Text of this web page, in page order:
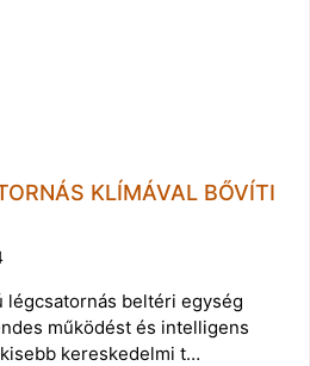
KLÍMÁVAL BŐVÍTI
légcsatornás beltéri egység
működést és intelligens
kereskedelmi t…